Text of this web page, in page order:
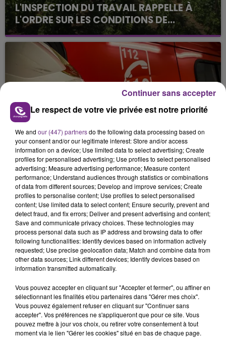
L'INSPECTION DU TRAVAIL RAPPELLE À
L'ORDRE SUR LES CONDITIONS DE...
Alors que les dates de début des vendange 2026
s'est avéré être plus précoce que prévu,
l'inspection du Travail en profite pour rappeler
les conditions de...
UN FEU DE REMORQUE BLOQUE LA
CIRCULATION DANS LES ARDENNES
Un feu de remorque s'est déclaré ce mercredi en
fin de matinée sur l'A34.
TITRES DIFFUSÉS
15h36
15h36
ALEX WARREN
Fever Dream
15h29
15h29
TRYO
La Traversee
Le respect de votre vie privée est notre priorité
We and our (447) partnersdo the following data processing based on
your consent and/or our legitimate interest: Store and/or access
information on a device; Use limited data to select advertising; Create
profiles for personalised advertising; Use profiles to select personalised
advertising; Measure advertising performance; Measure content
performance; Understand audiences through statistics or combinations
of data from different sources; Develop and improve services; Create
profiles to personalise content; Use profiles to select personalised
content; Use limited data to select content; Ensure security, prevent and
detect fraud, and fix errors; Deliver and present advertising and content;
Save and communicate privacy choices. These technologies may
process personal data such as IP address and browsing data to offer
following functionalities: Identify devices based on information actively
requested; Use precise geolocation data; Match and combine data from
other data sources; Link different devices; Identify devices based on
information transmitted automatically.
Vous pouvez accepter en cliquant sur "Accepter et fermer", ou affiner en
sélectionnant les finalités et/ou partenaires dans "Gérer mes choix".
Vous pouvez également refuser en cliquant sur "Continuer sans
accepter". Vos préférences ne s'appliqueront que pour ce site. Vous
pouvez mettre à jour vos choix, ou retirer votre consentement à tout
moment via le lien "Gérer les cookies" situé en bas de chaque page.
Continuer sans accepter